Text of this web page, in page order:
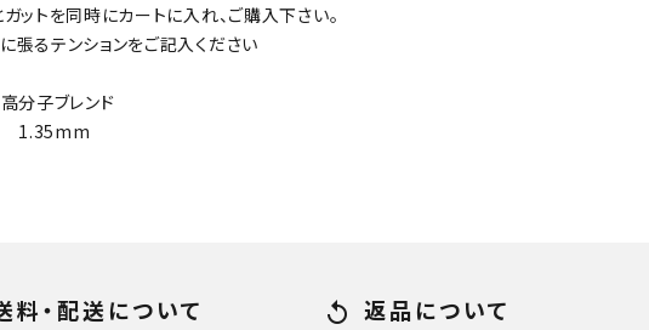
ガットを同時にカートに入れ、ご購入下さい。
張るテンションをご記入ください
分子ブレンド
1.35mm
料・配送について replay 返品について